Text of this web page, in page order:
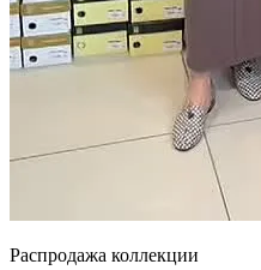
Распродажа коллекции